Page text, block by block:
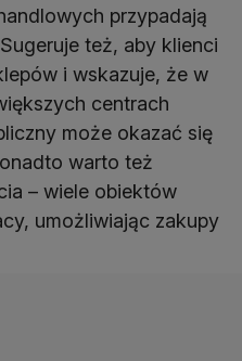
przypadają
też, aby klienci
i wskazuje, że w
centrach
może okazać się
warto też
– wiele obiektów
umożliwiając zakupy